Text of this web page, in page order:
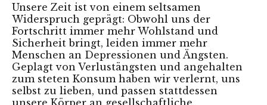
Unsere Zeit ist von einem seltsamen
Widerspruch geprägt: Obwohl uns der
Fortschritt immer mehr Wohlstand und
Sicherheit bringt, leiden immer mehr
Menschen an Depressionen und Ängsten.
Geplagt von Verlustängsten und angehalten
zum steten Konsum haben wir verlernt, uns
selbst zu lieben, und passen stattdessen
unsere Körper an gesellschaftliche